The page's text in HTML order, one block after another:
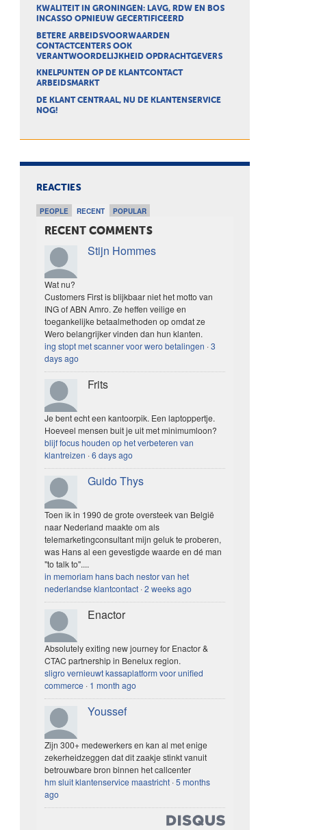
KWALITEIT IN GRONINGEN: LAVG, RDW EN BOS
INCASSO OPNIEUW GECERTIFICEERD
BETERE ARBEIDSVOORWAARDEN
CONTACTCENTERS OOK
VERANTWOORDELIJKHEID OPDRACHTGEVERS
KNELPUNTEN OP DE KLANTCONTACT
ARBEIDSMARKT
DE KLANT CENTRAAL, NU DE KLANTENSERVICE
NOG!
REACTIES
PEOPLE RECENT POPULAR
RECENT COMMENTS
Stijn Hommes
Wat nu?
Customers First is blijkbaar niet het motto van
ING of ABN Amro. Ze heffen veilige en
toegankelijke betaalmethoden op omdat ze
Wero belangrijker vinden dan hun klanten.
ing stopt met scanner voor wero betalingen ·3
days ago
Frits
Je bent echt een kantoorpik. Een laptoppertje.
Hoeveel mensen buit je uit met minimumloon?
blijf focus houden op het verbeteren van
klantreizen ·6 days ago
Guido Thys
Toen ik in 1990 de grote oversteek van België
naar Nederland maakte om als
telemarketingconsultant mijn geluk te proberen,
was Hans al een gevestigde waarde en dé man
"to talk to"....
in memoriam hans bach nestor van het
nederlandse klantcontact ·2 weeks ago
Enactor
Absolutely exiting new journey for Enactor &
CTAC partnership in Benelux region.
sligro vernieuwt kassaplatform voor unified
commerce · 1 month ago
Youssef
Zijn 300+ medewerkers en kan al met enige
zekerheidzeggen dat dit zaakje stinkt vanuit
betrouwbare bron binnen het callcenter
hm sluit klantenservice maastricht ·5 months
ago